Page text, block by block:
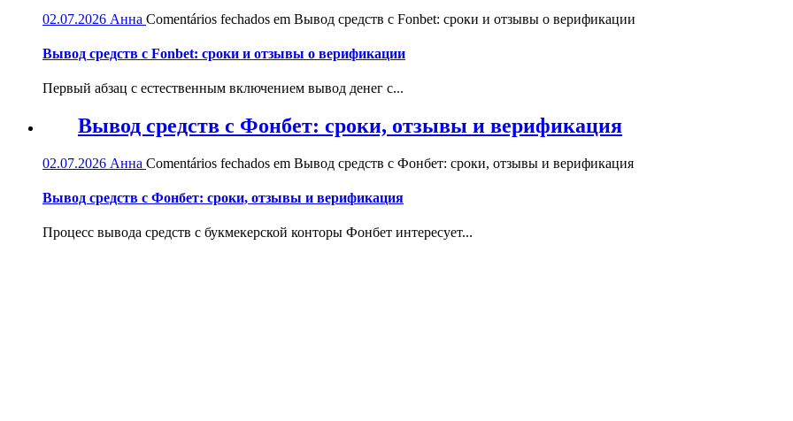
02.07.2026 Анна Comentários fechados em Вывод средств с Fonbet: сроки и отзывы о верификации
Вывод средств с Fonbet: сроки и отзывы о верификации
Первый абзац с естественным включением вывод денег с...
Вывод средств с Фонбет: сроки, отзывы и верификация
02.07.2026 Анна Comentários fechados em Вывод средств с Фонбет: сроки, отзывы и верификация
Вывод средств с Фонбет: сроки, отзывы и верификация
Процесс вывода средств с букмекерской конторы Фонбет интересует...